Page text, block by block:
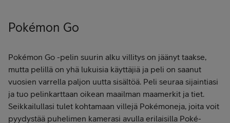
Pokémon Go
Pokémon Go -pelin suurin alku villitys on jäänyt taakse,
mutta pelillä on yhä lukuisia käyttäjiä ja peli on saanut
vuosien varrella paljon uutta sisältöä. Peli seuraa sijaintiasi
ja tuo pelinkarttaan oikean maailman maamerkit ja tiet.
Seikkailullasi tulet kohtamaan villejä Pokémoneja, joita voit
pyydystää puhelimen kamerasi avulla erilaisilla Poké-